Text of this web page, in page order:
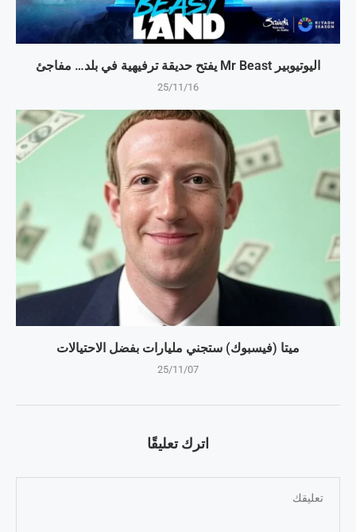
اليوتيوبير Mr Beast يفتح حديقة ترفيهية في بلد… مفاجئ
25/11/16
ميتا (فيسبوك) ستجني مليارات بفضل الاحتيالات
25/11/07
اترك تعليقًا